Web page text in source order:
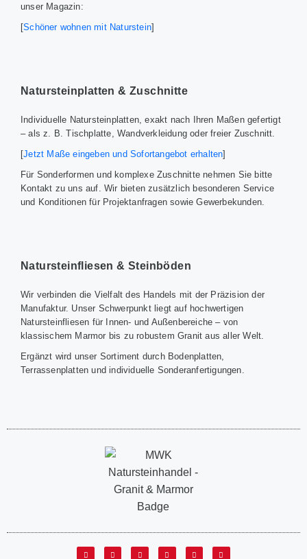
unser Magazin:
[Schöner wohnen mit Naturstein]
Natursteinplatten & Zuschnitte
Individuelle Natursteinplatten, exakt nach Ihren Maßen gefertigt
– als z. B. Tischplatte, Wandverkleidung oder freier Zuschnitt.
[Jetzt Maße eingeben und Sofortangebot erhalten]
Für Sonderformen und komplexe Zuschnitte nehmen Sie bitte
Kontakt zu uns auf. Wir bieten zusätzlich besonderen Service
und Konditionen für Projektanfragen sowie Gewerbekunden.
Natursteinfliesen & Steinböden
Wir verbinden die Vielfalt des Handels mit der Präzision der
Manufaktur. Unser Schwerpunkt liegt auf hochwertigen
Natursteinfliesen für Innen- und Außenbereiche – von
klassischem Marmor bis zu robustem Granit aus aller Welt.
Ergänzt wird unser Sortiment durch Bodenplatten,
Terrassenplatten und individuelle Sonderanfertigungen.